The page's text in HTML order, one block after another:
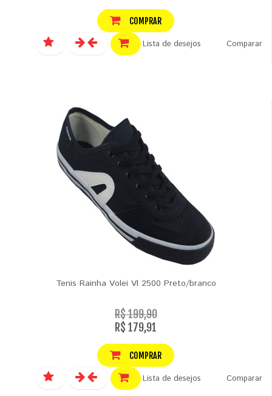
COMPRAR
Lista de desejos Comparar
Tenis Rainha Volei Vl 2500 Preto/branco
R$ 199,90
R$ 179,91
COMPRAR
Lista de desejos Comparar